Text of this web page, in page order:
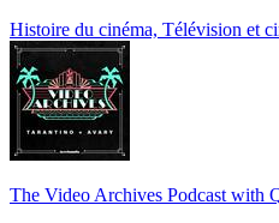
Histoire du cinéma, Télévision et
The Video Archives Podcast with